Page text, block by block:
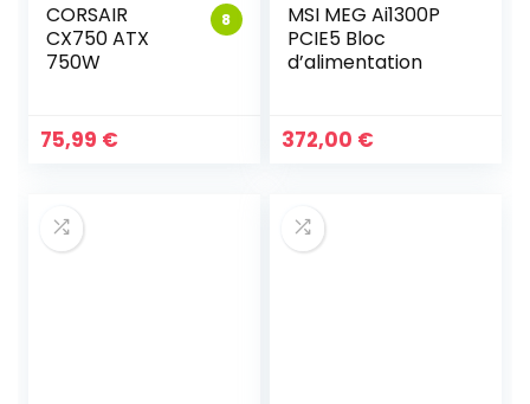
8
CORSAIR
CX750 ATX
750W
75,99 €
MSI MEG Ai1300P
PCIE5 Bloc
d’alimentation
372,00 €